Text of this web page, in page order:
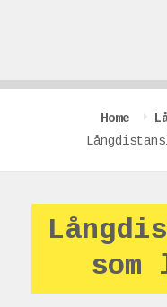
Home
som